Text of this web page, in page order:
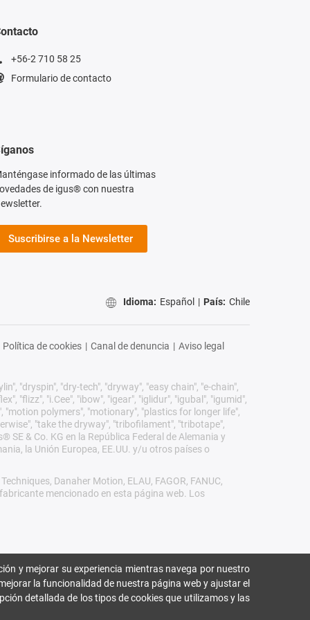
+56-2 710 58 25
Formulario de contacto
informado de las últimas
de igus® con nuestra
Suscribirse a la Newsletter
Idioma: Español | País: Chile
Política de cookies | Canal de denuncia | Aviso legal
"dryspin", "dry-tech", "dryway", "easy chain", "e-chain",
"flizz", "i.Cee", "ibow", "igear", "iglidur", "igubal", "igumid",
"motion polymers", "motionary", "plastics for longer life",
"take the dryway", "tribofilament", "tribotape",
& Co. KG en la República Federal de Alemania y
la Unión Europea, EE.UU. y/u otros países o
Danaher Motion, ELAU, FAGOR, FANUC,
mencionado en esta página web. Los
y mejorar su experiencia mientras navega por nuestro
la funcionalidad de nuestra página web y ajustar el
detallada de los tipos de cookies que utilizamos y las